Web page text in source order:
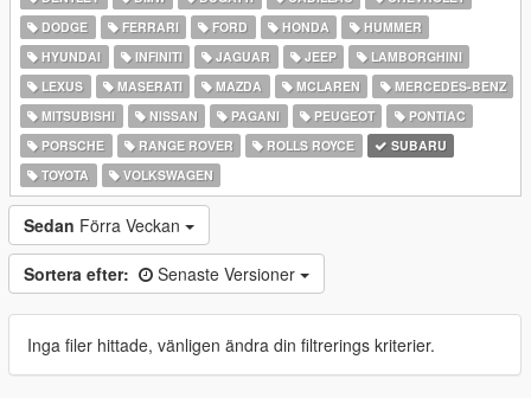
DODGE
FERRARI FORD HONDA
HUMMER
HYUNDAI
INFINITI JAGUAR JEEP
LAMBORGHINI
LEXUS
MASERATI MAZDA MCLAREN
MERCEDES-BENZ
MITSUBISHI
NISSAN PAGANI PEUGEOT
PONTIAC
PORSCHE
RANGE ROVER ROLLS ROYCE
SUBARU
TOYOTA
VOLKSWAGEN
Sedan Förra Veckan
Sortera efter: Senaste Versioner
Inga filer hittade, vänligen ändra din filtrerings kriterier.